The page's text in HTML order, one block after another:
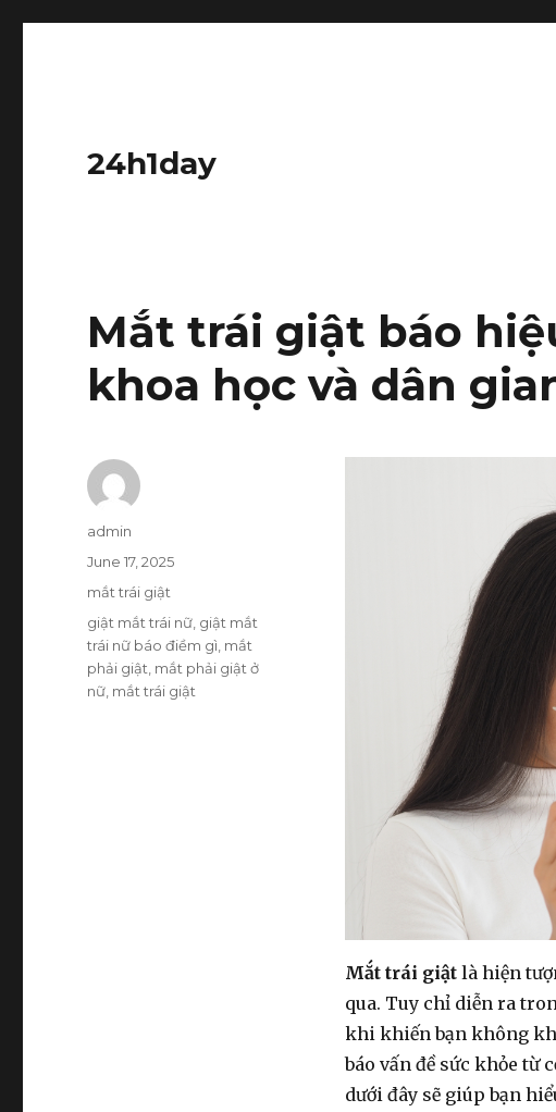
24h1day
Mắt trái giật báo
khoa học và dân
Mắt trái giậtlà hiện
qua. Tuy chỉ diễn ra
khi khiến bạn không
báo vấn đề sức khỏe từ
dưới đây sẽ giúp bạn
Author
admin
Posted
on
June 17, 2025
Categories
mắt trái giật
Tags
giật mắt trái nữ giật mắt
trái nữ báo điềm gì mắt
phải giật mắt phải giật ở
nữ mắt trái giật